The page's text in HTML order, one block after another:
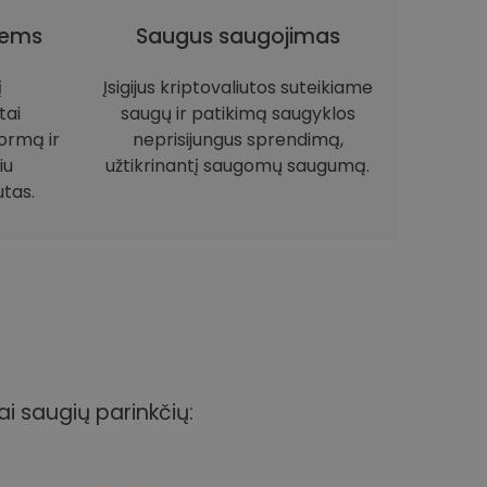
ir
Saugus saugojimas
Įsigijus kriptovaliutos suteikiame
saugų ir patikimą saugyklos
neprisijungus sprendimą,
užtikrinantį saugomų saugumą.
saugių parinkčių: